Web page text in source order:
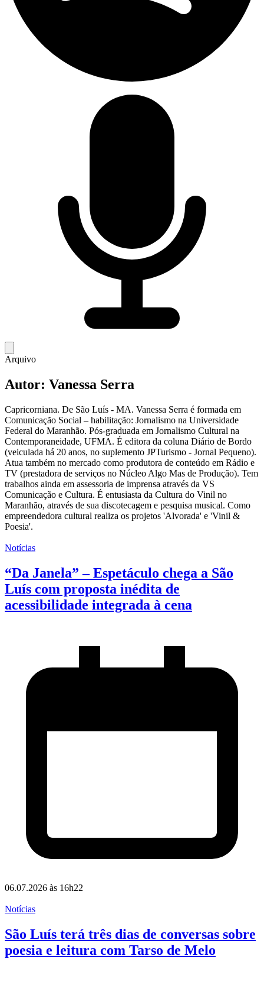
Arquivo
Autor: Vanessa Serra
Capricorniana. De São Luís - MA. Vanessa Serra é formada em
Comunicação Social – habilitação: Jornalismo na Universidade
Federal do Maranhão. Pós-graduada em Jornalismo Cultural na
Contemporaneidade, UFMA. É editora da coluna Diário de Bordo
(veiculada há 20 anos, no suplemento JPTurismo - Jornal Pequeno).
Atua também no mercado como produtora de conteúdo em Rádio e
TV (prestadora de serviços no Núcleo Algo Mas de Produção). Tem
trabalhos ainda em assessoria de imprensa através da VS
Comunicação e Cultura. É entusiasta da Cultura do Vinil no
Maranhão, através de sua discotecagem e pesquisa musical. Como
empreendedora cultural realiza os projetos 'Alvorada' e 'Vinil &
Poesia'.
Notícias
“Da Janela” – Espetáculo chega a São
Luís com proposta inédita de
acessibilidade integrada à cena
06.07.2026 às 16h22
Notícias
São Luís terá três dias de conversas sobre
poesia e leitura com Tarso de Melo